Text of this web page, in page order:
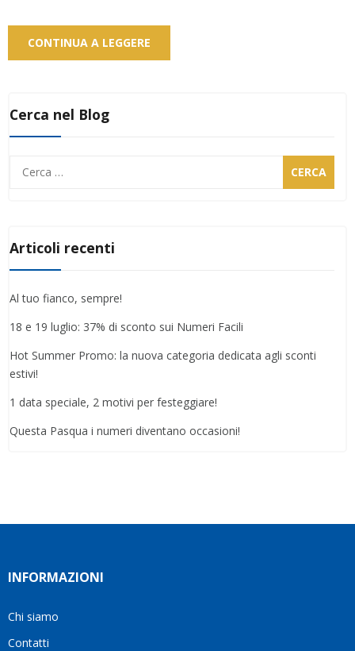
CONTINUA A LEGGERE
Cerca nel Blog
Articoli recenti
Al tuo fianco, sempre!
18 e 19 luglio: 37% di sconto sui Numeri Facili
Hot Summer Promo: la nuova categoria dedicata agli sconti
estivi!
1 data speciale, 2 motivi per festeggiare!
Questa Pasqua i numeri diventano occasioni!
INFORMAZIONI
Chi siamo
Contatti